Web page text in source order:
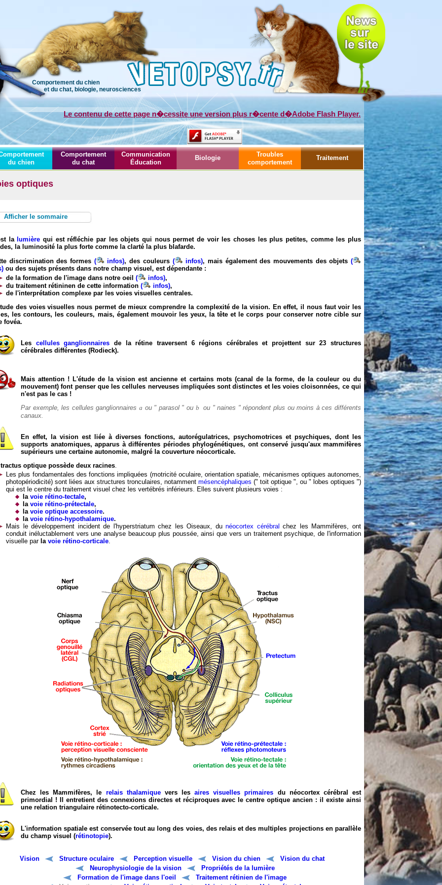
Comportement du chien
et du chat, biologie, neurosciences
Le contenu de cette page n�cessite une version plus r�cente d�Adobe Flash Player.
du chien
Comportement
du chat
Communication
Éducation
Biologie
Troubles
comportement
Traitement
optiques
Afficher le sommaire
la lumièrequi est réfléchie par les objets qui nous permet de voir les choses les plus petites, comme les plus
la luminosité la plus forte comme la clarté la plus blafarde.
discrimination des formes ( infos), des couleurs ( infos), mais également des mouvements des objets (
ou des sujets présents dans notre champ visuel, est dépendante :
de la formation de l'image dans notre oeil ( infos),
du traitement rétininen de cette information ( infos),
de l'interprétation complexe par les voies visuelles centrales.
des voies visuelles nous permet de mieux comprendre la complexité de la vision. En effet, il nous faut voir les
les contours, les couleurs, mais, également mouvoir les yeux, la tête et le corps pour conserver notre cible sur
fovéa.
Les cellules ganglionnaires de la rétine traversent 6 régions cérébrales et projettent sur 23 structures
cérébrales différentes (Rodieck).
Mais attention ! L'étude de la vision est ancienne et certains mots (canal de la forme, de la couleur ou du
mouvement) font penser que les cellules nerveuses impliquées sont distinctes et les voies cloisonnées, ce qui
n'est pas le cas !
Par exemple, les cellules ganglionnairesa ou " parasol " ou b ou " naines " répondent plus ou moins à ces différents
canaux.
En effet, la vision est liée à diverses fonctions, autorégulatrices, psychomotrices et psychiques, dont les
supports anatomiques, apparus à différentes périodes phylogénétiques, ont conservé jusqu'aux mammifères
supérieurs une certaine autonomie, malgré la couverture néocorticale.
optique possède deux racines.
Les plus fondamentales des fonctions impliquées (motricité oculaire, orientation spatiale, mécanismes optiques autonomes,
photopériodicité) sont liées aux structures tronculaires, notamment mésencéphaliques (" toit optique ", ou " lobes optiques ")
qui est le centre du traitement visuel chez les vertébrés inférieurs. Elles suivent plusieurs voies :
la voie rétino-tectale,
la voie rétino-prétectale,
la voie optique accessoire.
la voie rétino-hypothalamique.
Mais le développement incident de l'hyperstriatum chez les Oiseaux, dunéocortex cérébral chez les Mammifères, ont
conduit inéluctablement vers une analyse beaucoup plus poussée, ainsi que vers un traitement psychique, de l'information
visuelle par la voie rétino-corticale.
Chez les Mammifères, le relais thalamiquevers lesaires visuelles primaires du néocortex cérébral est
primordial ! Il entretient des connexions directes et réciproques avec le centre optique ancien : il existe ainsi
une relation triangulaire rétinotecto-corticale.
L'information spatiale est conservée tout au long des voies, des relais et des multiples projections en parallèle
du champ visuel (rétinotopie).
Vision Structure oculaire Perception visuelle Vision du chien
Vision du chat
Neurophysiologie de la vision
Propriétés de la lumière
Formation de l'image dans l'oeil
Traitement rétinien de l'image